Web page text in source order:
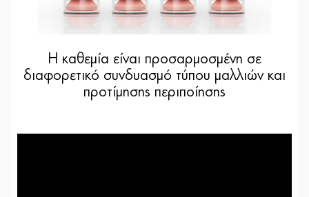
Η καθεμία είναι προσαρμοσμένη σε
διαφορετικό συνδυασμό τύπου μαλλιών και
προτίμησης περιποίησης